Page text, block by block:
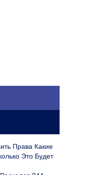
Права Какие
Это Будет